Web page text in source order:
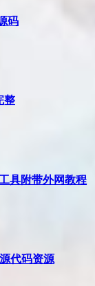
码
整
具附带外网教程
代码资源